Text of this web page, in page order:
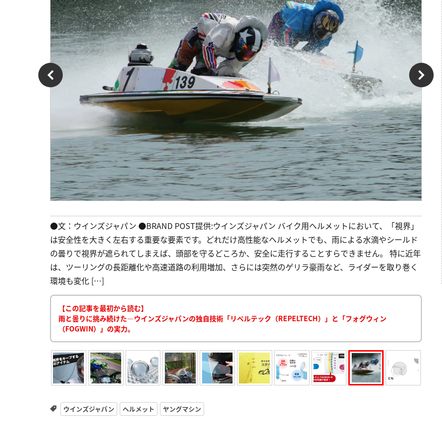
●文：ウインズジャパン ●BRAND POST提供:ウインズジャパン バイク用ヘルメットにおいて、「視界」
は安全性を大きく左右する重要な要素です。どれだけ高性能なヘルメットでも、雨による水滴やシールド
の曇りで視界が遮られてしまえば、頭部を守るどころか、安全に走行することすらできません。 特に近年
は、ツーリングの長距離化や高速道路の利用増加、さらには突然のゲリラ豪雨など、ライダーを取り巻く
環境も変化 […]
【この記事を最初から読む】
雨と曇りに挑み続けた―ウインズジャパンの独自技術「リペルテック（REPELTECH）」と「フォグウィン
（FOGWIN）」の実力。
ウインズジャパン ヘルメット ヤングマシン